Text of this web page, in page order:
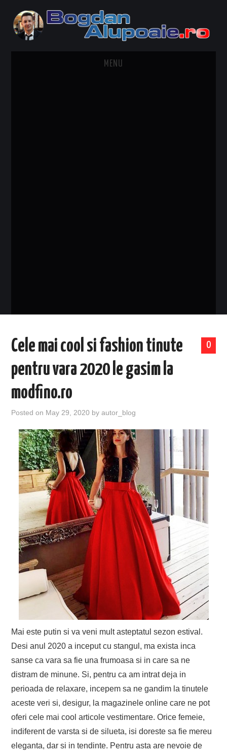
MENU
0
Cele mai cool si fashion tinute
pentru vara 2020 le gasim la
modfino.ro
Posted on May 29, 2020 byautor_blog
Mai este putin si va veni mult asteptatul sezon estival.
Desi anul 2020 a inceput cu stangul, ma exista inca
sanse ca vara sa fie una frumoasa si in care sa ne
distram de minune. Si, pentru ca am intrat deja in
perioada de relaxare, incepem sa ne gandim la tinutele
aceste veri si, desigur, la magazinele online care ne pot
oferi cele mai cool articole vestimentare. Orice femeie,
indiferent de varsta si de silueta, isi doreste sa fie mereu
eleganta, dar si in tendinte. Pentru asta are nevoie de